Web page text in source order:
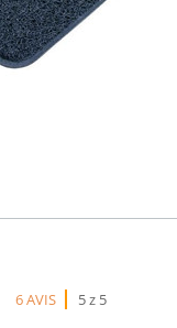
6 AVIS 5 z 5